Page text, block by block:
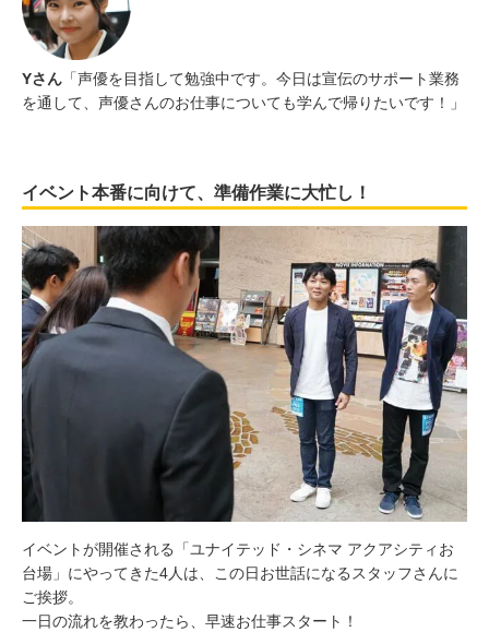
Yさん 「声優を目指して勉強中です。今日は宣伝のサポート業務
を通して、声優さんのお仕事についても学んで帰りたいです！」
イベント本番に向けて、準備作業に大忙し！
イベントが開催される「ユナイテッド・シネマ アクアシティお
台場」にやってきた4人は、この日お世話になるスタッフさんに
ご挨拶。
一日の流れを教わったら、早速お仕事スタート！